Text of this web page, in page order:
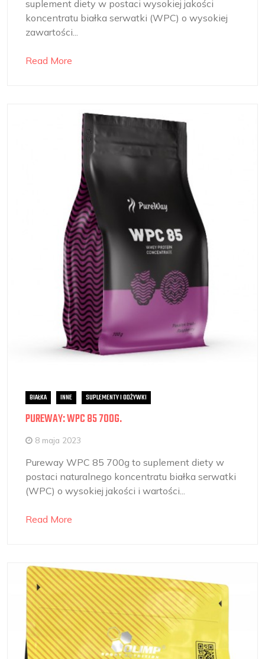
suplement diety w postaci wysokiej jakości
koncentratu białka serwatki (WPC) o wysokiej
zawartości...
Read More
BIAŁKA INNE SUPLEMENTY I ODŻYWKI
PUREWAY: WPC 85 700G.
8 maja 2023
Pureway WPC 85 700g to suplement diety w
postaci naturalnego koncentratu białka serwatki
(WPC) o wysokiej jakości i wartości...
Read More